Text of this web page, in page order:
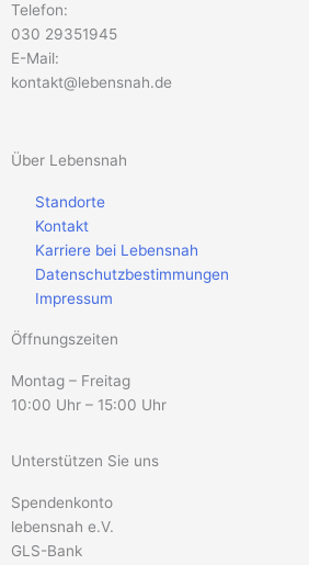
Telefon:
030 29351945
E-Mail:
kontakt@lebensnah.de
Über Lebensnah
Standorte
Kontakt
Karriere bei Lebensnah
Datenschutzbestimmungen
Impressum
Öffnungszeiten
Montag – Freitag
10:00 Uhr – 15:00 Uhr
Unterstützen Sie uns
Spendenkonto
lebensnah e.V.
GLS-Bank